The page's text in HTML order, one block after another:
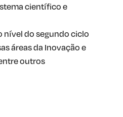
científico e
nível do segundo ciclo
áreas da Inovação e
outros